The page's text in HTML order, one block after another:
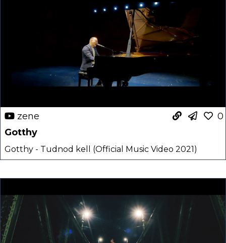
zene
0
Gotthy
Gotthy - Tudnod kell (Official Music Video 2021)